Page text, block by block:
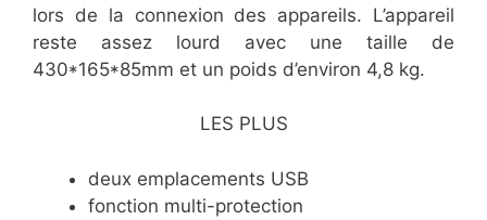
lors de la connexion des appareils. L’appareil
reste assez lourd avec une taille de
430*165*85mm et un poids d’environ 4,8 kg.
LES PLUS
deux emplacements USB
fonction multi-protection